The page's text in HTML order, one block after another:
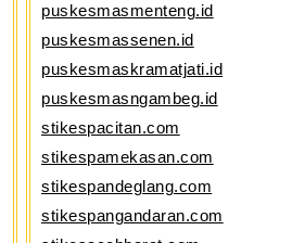
puskesmasmenteng.id
puskesmassenen.id
puskesmaskramatjati.id
puskesmasngambeg.id
stikespacitan.com
stikespamekasan.com
stikespandeglang.com
stikespangandaran.com